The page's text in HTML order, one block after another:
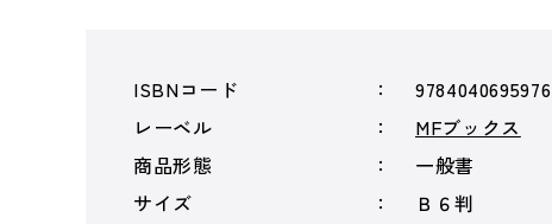
ISBNコード
9784040695976
レーベル
MFブックス
商品形態
一般書
サイズ
Ｂ６判